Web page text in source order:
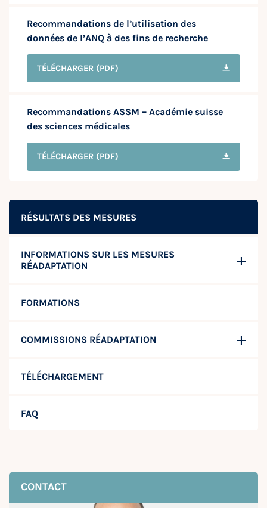
RÉSULTATS DES MESURES
INFORMATIONS SUR LES MESURES
RÉADAPTATION
FORMATIONS
COMMISSIONS RÉADAPTATION
TÉLÉCHARGEMENT
FAQ
CONTACT
Recommandations de l’utilisation des
données de l’ANQ à des fins de recherche
TÉLÉCHARGER (PDF)
Recommandations ASSM – Académie suisse
des sciences médicales
TÉLÉCHARGER (PDF)